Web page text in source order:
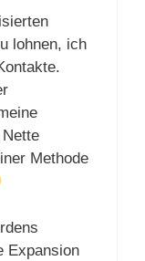
lohnen, ich
Methode
Expansion